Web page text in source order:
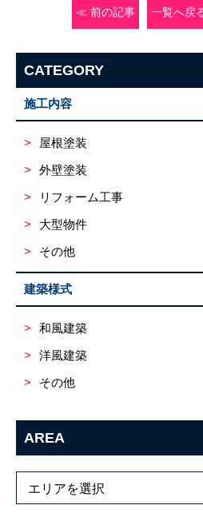
≪ 前の記事 一覧へ戻
CATEGORY
施工内容
屋根塗装
外壁塗装
リフォーム工事
大型物件
その他
建築様式
和風建築
洋風建築
その他
AREA